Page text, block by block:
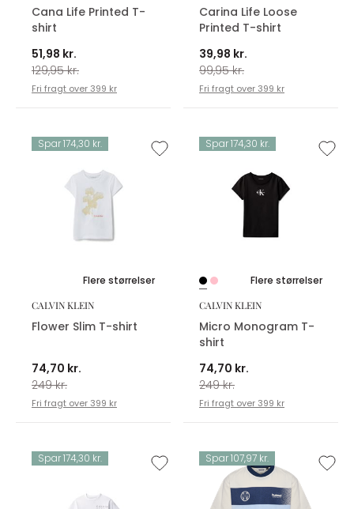
Cana Life Printed T-
shirt
51,98 kr.
129,95 kr.
Fri fragt over 399 kr
Carina Life Loose
Printed T-shirt
39,98 kr.
99,95 kr.
Fri fragt over 399 kr
Spar 174,30 kr.
Flere størrelser
CALVIN KLEIN
Flower Slim T-shirt
74,70 kr.
249 kr.
Fri fragt over 399 kr
Spar 174,30 kr.
Flere størrelser
CALVIN KLEIN
Micro Monogram T-
shirt
74,70 kr.
249 kr.
Fri fragt over 399 kr
Spar 174,30 kr. Spar 107,97 kr.